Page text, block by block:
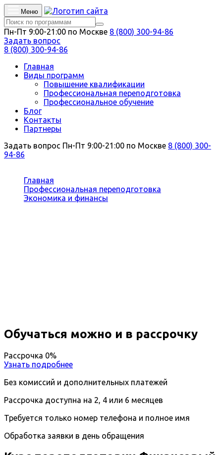
Меню
Пн-Пт 9:00-21:00 по Москве 8 (800) 300-94-86
Задать вопрос
8 (800) 300-94-86
Главная
Виды программ
Повышение квалификации
Профессиональная переподготовка
Профессиональное обучение
Блог
Контакты
Партнеры
Задать вопрос Пн-Пт 9:00-21:00 по Москве 8 (800) 300-
94-86
Главная
Профессиональная переподготовка
Экономика и финансы
Обучаться можно и в рассрочку
Рассрочка 0%
Узнать подробнее
Без комиссий и дополнительных платежей
Рассрочка доступна на 2, 4 или 6 месяцев
Требуется только номер телефона и полное имя
Обработка заявки в день обращения